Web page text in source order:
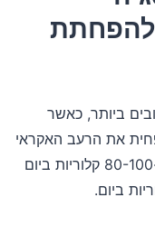
להפחתת
ביותר, כאשר
את הרעב האקראי
בכ-60%, מאיץ את חילוף החומרים בכ-80-100 קלוריות ביום